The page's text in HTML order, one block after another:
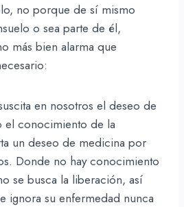
no porque de sí mismo
o sea parte de él,
más bien alarma que
en nosotros el deseo de
conocimiento de la
un deseo de medicina por
Donde no hay conocimiento
se busca la liberación, así
ignora su enfermedad nunca